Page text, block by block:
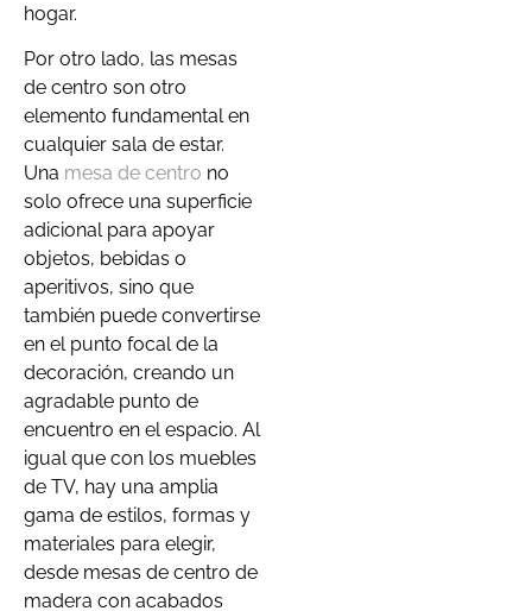
hogar.
Por otro lado, las mesas
de centro son otro
elemento fundamental en
cualquier sala de estar.
Una mesa de centro no
solo ofrece una superficie
adicional para apoyar
objetos, bebidas o
aperitivos, sino que
también puede convertirse
en el punto focal de la
decoración, creando un
agradable punto de
encuentro en el espacio. Al
igual que con los muebles
de TV, hay una amplia
gama de estilos, formas y
materiales para elegir,
desde mesas de centro de
madera con acabados